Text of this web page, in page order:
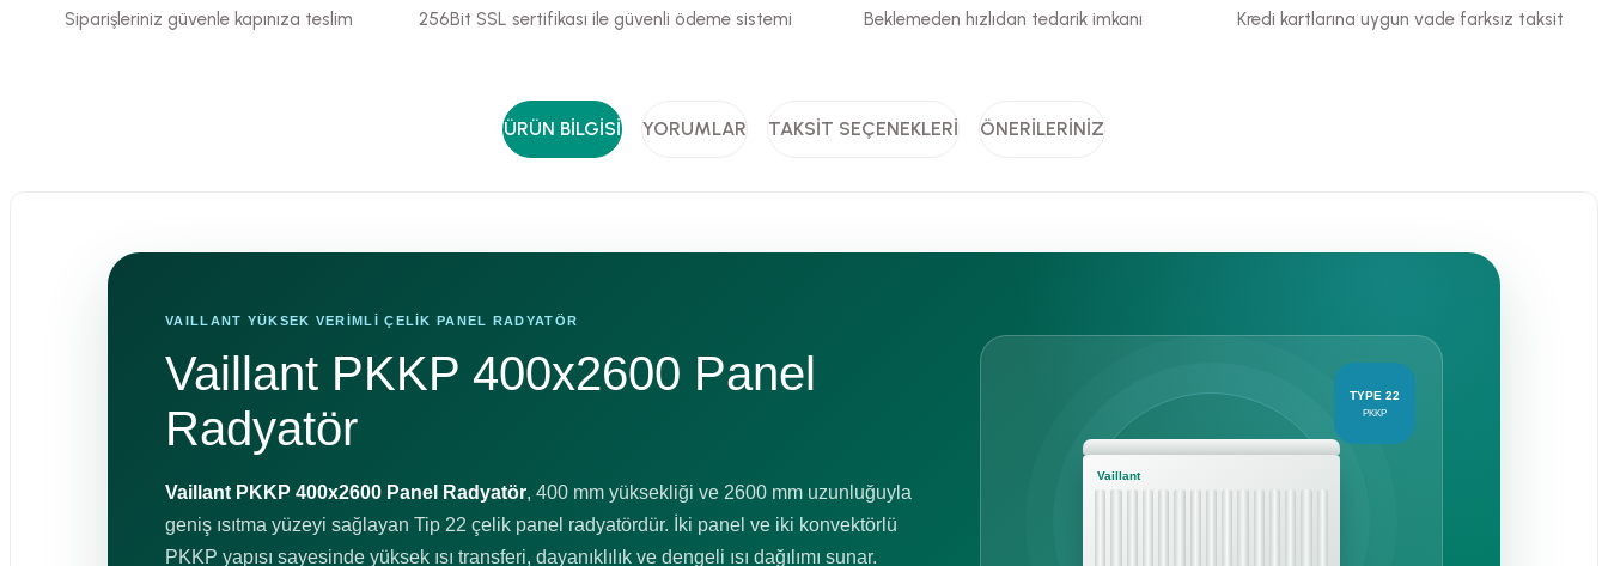
Siparişleriniz güvenle kapınıza teslim
256Bit SSL sertifikası ile güvenli ödeme sistemi
Beklemeden hızlıdan tedarik imkanı
Kredi kartlarına uygun vade farksız taksit
ÜRÜN BILGISI YORUMLAR TAKSIT SEÇENEKLERI ÖNERILERINIZ
VAILLANT YÜKSEK VERİMLİ ÇELİK PANEL RADYATÖR
Vaillant PKKP 400x2600 Panel
Radyatör
Vaillant PKKP 400x2600 Panel Radyatör, 400 mm yüksekliği ve 2600 mm uzunluğuyla
geniş ısıtma yüzeyi sağlayan Tip 22 çelik panel radyatördür. İki panel ve iki konvektörlü
PKKP yapısı sayesinde yüksek ısı transferi, dayanıklılık ve dengeli ısı dağılımı sunar.
TYPE 22
PKKP
Vaillant